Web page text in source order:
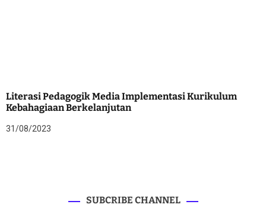
Literasi Pedagogik Media Implementasi Kurikulum
Kebahagiaan Berkelanjutan
31/08/2023
SUBCRIBE CHANNEL